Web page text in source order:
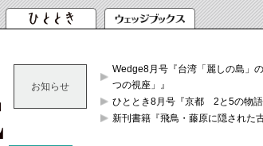
お知らせ
Wedge8月号『台湾「麗しの島」
つの視座」』
ひととき8月号『京都 2と5の物語
新刊書籍『飛鳥・藤原に隠された